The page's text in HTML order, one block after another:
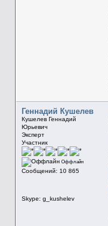
Геннадий Кушелев
Кушелев Геннадий
Юрьевич
Эксперт
Участник
Оффлайн
Сообщений: 10 865
Skype: g_kushelev